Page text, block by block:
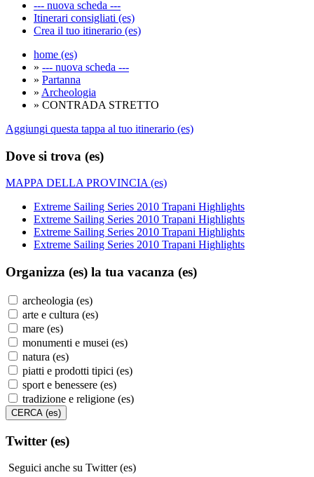
--- nuova scheda ---
Itinerari consigliati (es)
Crea il tuo itinerario (es)
home (es)
» --- nuova scheda ---
» Partanna
» Archeologia
» CONTRADA STRETTO
Aggiungi questa tappa al tuo itinerario (es)
Dove si trova (es)
MAPPA DELLA PROVINCIA (es)
Extreme Sailing Series 2010 Trapani Highlights
Extreme Sailing Series 2010 Trapani Highlights
Extreme Sailing Series 2010 Trapani Highlights
Extreme Sailing Series 2010 Trapani Highlights
Organizza (es) la tua vacanza (es)
archeologia (es)
arte e cultura (es)
mare (es)
monumenti e musei (es)
natura (es)
piatti e prodotti tipici (es)
sport e benessere (es)
tradizione e religione (es)
Twitter (es)
Seguici anche su Twitter (es)